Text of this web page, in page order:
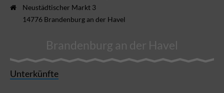
Neustädtischer Markt 3
14776 Brandenburg an der Havel
Brandenburg an der Havel
Unterkünfte